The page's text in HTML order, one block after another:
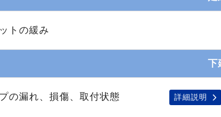
トの緩み
下
の漏れ、損傷、取付状態 詳細説明